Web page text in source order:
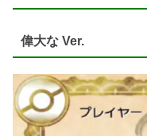
偉大な Ver.